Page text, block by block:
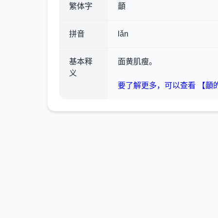
繁体字 顲
拼音 lǎn
基本释
义
面黄肌瘦。
要了解更多，可以查看 【顲